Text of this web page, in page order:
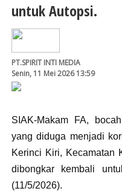
untuk Autopsi.
PT.SPIRIT INTI MEDIA
Senin, 11 Mei 2026 13:59
SIAK-Makam FA,
yang diduga menjadi
Kerinci Kiri, Kecamatan
dibongkar kembali
(11/5/2026).